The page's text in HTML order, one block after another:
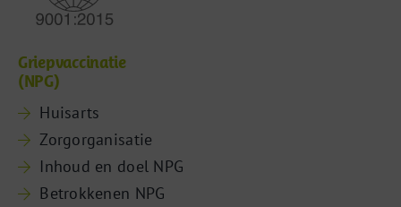
Griepvaccinatie
(NPG)
Huisarts
Zorgorganisatie
Inhoud en doel NPG
Betrokkenen NPG